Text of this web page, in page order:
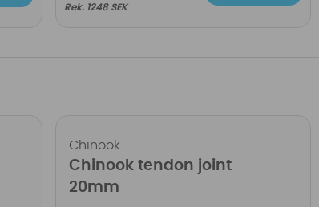
1248 SEK
Chinook
Chinook tendon joint
20mm